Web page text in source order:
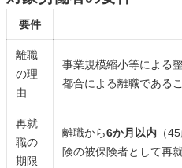
要件
離職
の理
由
事業規模縮小等による
都合による離職である
再就
職の
期限
離職から6か月以内 （
険の被保険者として再